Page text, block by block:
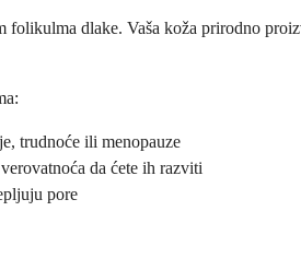
folikulma dlake. Vaša koža prirodno
trudnoće ili menopauze
da ćete ih razviti
pore